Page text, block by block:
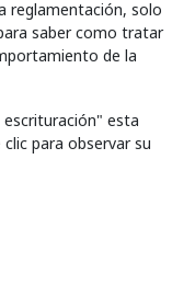
reglamentación, solo
saber como tratar
de la
escrituración" esta
clic para observar su